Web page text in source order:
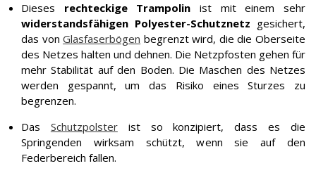
Dieses rechteckige Trampolin ist mit einem sehr
widerstandsfähigen Polyester-Schutznetz gesichert,
das vonGlasfaserbögen begrenzt wird, die die Oberseite
des Netzes halten und dehnen. Die Netzpfosten gehen für
mehr Stabilität auf den Boden. Die Maschen des Netzes
werden gespannt, um das Risiko eines Sturzes zu
begrenzen.
Das Schutzpolsterist so konzipiert, dass es die
Springenden wirksam schützt, wenn sie auf den
Federbereich fallen.